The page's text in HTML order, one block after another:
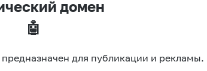
домен
🤖
для публикации и рекламы.